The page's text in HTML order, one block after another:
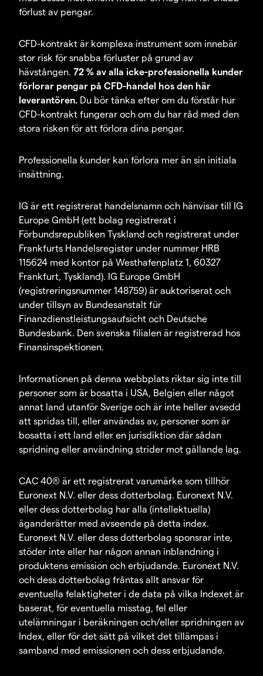
förlust av pengar.
CFD-kontrakt är komplexa instrument som innebär
stor risk för snabba förluster på grund av
hävstången. 72 % av alla icke-professionella kunder
förlorar pengar på CFD-handel hos den här
leverantören. Du bör tänka efter om du förstår hur
CFD-kontrakt fungerar och om du har råd med den
stora risken för att förlora dina pengar.
Professionella kunder kan förlora mer än sin initiala
insättning.
IG är ett registrerat handelsnamn och hänvisar till IG
Europe GmbH (ett bolag registrerat i
Förbundsrepubliken Tyskland och registrerat under
Frankfurts Handelsregister under nummer HRB
115624 med kontor på Westhafenplatz 1, 60327
Frankfurt, Tyskland). IG Europe GmbH
(registreringsnummer 148759) är auktoriserat och
under tillsyn av Bundesanstalt für
Finanzdienstleistungsaufsicht och Deutsche
Bundesbank. Den svenska filialen är registrerad hos
Finansinspektionen.
Informationen på denna webbplats riktar sig inte till
personer som är bosatta i USA, Belgien eller något
annat land utanför Sverige och är inte heller avsedd
att spridas till, eller användas av, personer som är
bosatta i ett land eller en jurisdiktion där sådan
spridning eller användning strider mot gällande lag.
CAC 40® är ett registrerat varumärke som tillhör
Euronext N.V. eller dess dotterbolag. Euronext N.V.
eller dess dotterbolag har alla (intellektuella)
äganderätter med avseende på detta index.
Euronext N.V. eller dess dotterbolag sponsrar inte,
stöder inte eller har någon annan inblandning i
produktens emission och erbjudande. Euronext N.V.
och dess dotterbolag fråntas allt ansvar för
eventuella felaktigheter i de data på vilka Indexet är
baserat, för eventuella misstag, fel eller
utelämningar i beräkningen och/eller spridningen av
Index, eller för det sätt på vilket det tillämpas i
samband med emissionen och dess erbjudande.